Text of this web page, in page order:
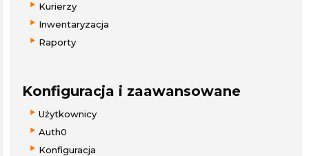
Kurierzy
Inwentaryzacja
Raporty
Konfiguracja i zaawansowane
Użytkownicy
Auth0
Konfiguracja